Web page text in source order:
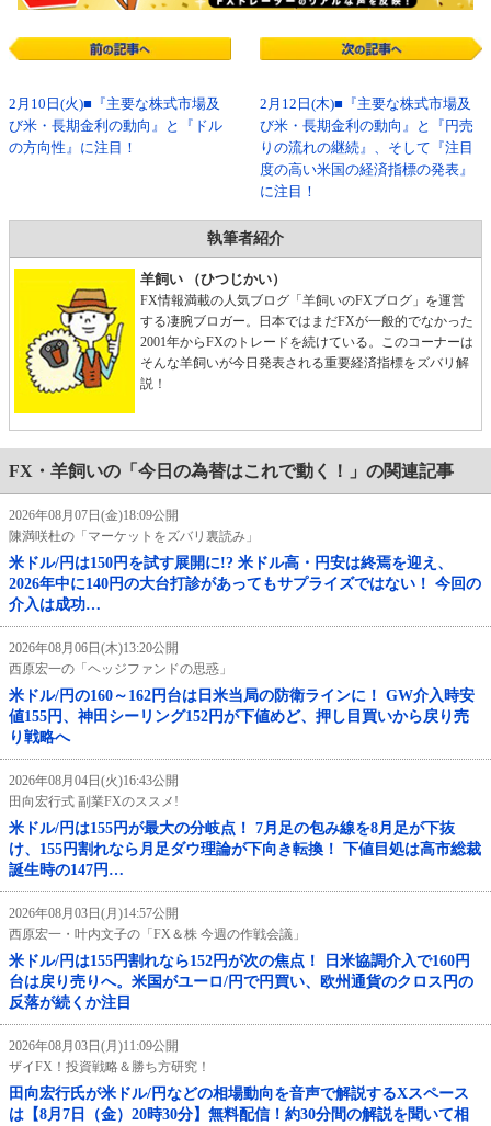
2月10日(火)■『主要な株式市場及
び米・長期金利の動向』と『ドル
の方向性』に注目！
2月12日(木)■『主要な株式市場及
び米・長期金利の動向』と『円売
りの流れの継続』、そして『注目
度の高い米国の経済指標の発表』
に注目！
執筆者紹介
羊飼い （ひつじかい）
FX情報満載の人気ブログ「羊飼いのFXブログ」を運営
する凄腕ブロガー。日本ではまだFXが一般的でなかった
2001年からFXのトレードを続けている。このコーナーは
そんな羊飼いが今日発表される重要経済指標をズバリ解
説！
FX・羊飼いの「今日の為替はこれで動く！」の関連記事
2026年08月07日(金)18:09公開
陳満咲杜の「マーケットをズバリ裏読み」
米ドル/円は150円を試す展開に!? 米ドル高・円安は終焉を迎え、
2026年中に140円の大台打診があってもサプライズではない！ 今回の
介入は成功…
2026年08月06日(木)13:20公開
西原宏一の「ヘッジファンドの思惑」
米ドル/円の160～162円台は日米当局の防衛ラインに！ GW介入時安
値155円、神田シーリング152円が下値めど、押し目買いから戻り売
り戦略へ
2026年08月04日(火)16:43公開
田向宏行式 副業FXのススメ!
米ドル/円は155円が最大の分岐点！ 7月足の包み線を8月足が下抜
け、155円割れなら月足ダウ理論が下向き転換！ 下値目処は高市総裁
誕生時の147円…
2026年08月03日(月)14:57公開
西原宏一・叶内文子の「FX＆株 今週の作戦会議」
米ドル/円は155円割れなら152円が次の焦点！ 日米協調介入で160円
台は戻り売りへ。米国がユーロ/円で円買い、欧州通貨のクロス円の
反落が続くか注目
2026年08月03日(月)11:09公開
ザイFX！投資戦略＆勝ち方研究！
田向宏行氏が米ドル/円などの相場動向を音声で解説するXスペース
は【8月7日（金）20時30分】無料配信！約30分間の解説を聞いて相